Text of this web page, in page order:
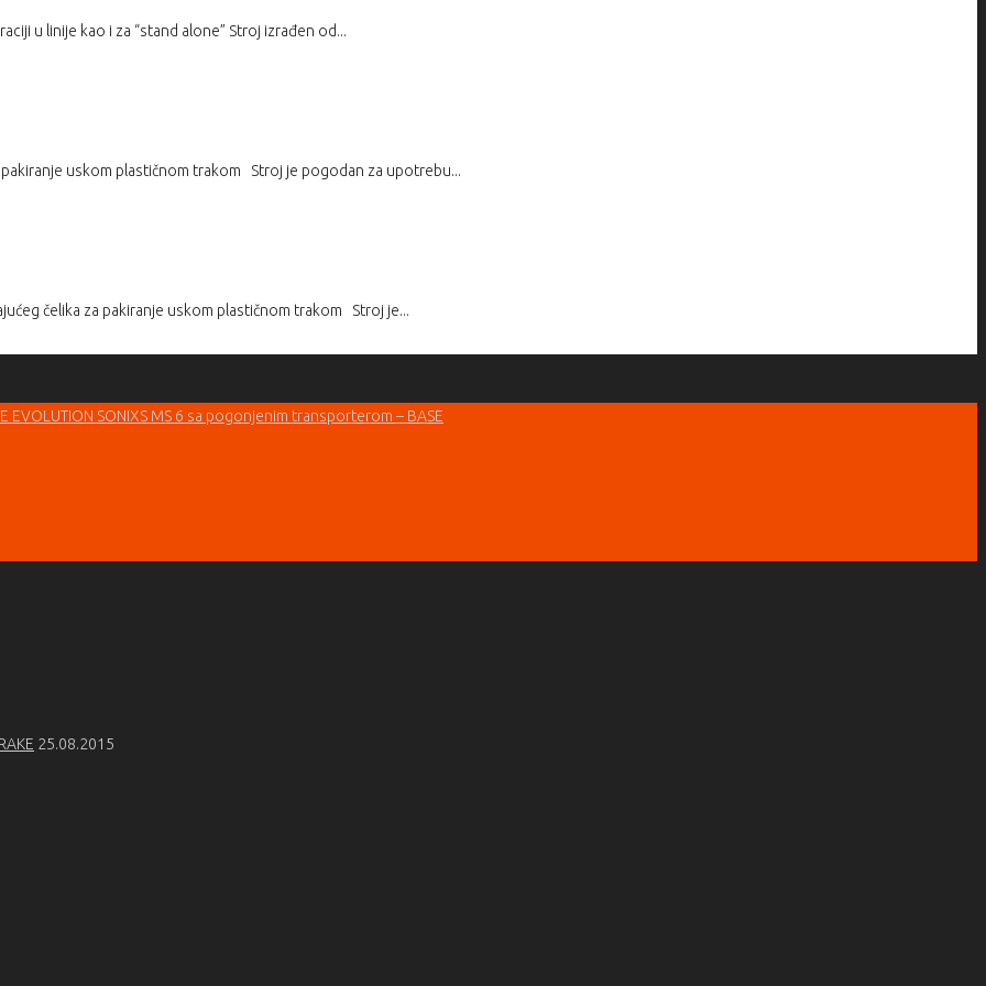
u linije kao i za “stand alone” Stroj izrađen od...
uskom plastičnom trakom Stroj je pogodan za upotrebu...
čelika za pakiranje uskom plastičnom trakom Stroj je...
EVOLUTION SONIXS MS 6 sa pogonjenim transporterom – BASE
25.08.2015